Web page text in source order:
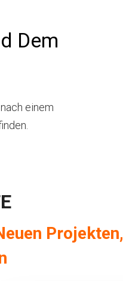
Dem
einem
Projekten,